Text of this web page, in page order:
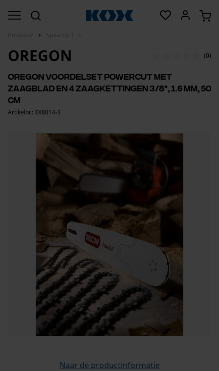
OREGON (0)
Oregon voordelset PowerCut met
zaagblad en 4 zaagkettingen 3/8", 1.6 mm, 50
cm
Artikelnr.: XX8014-3
Naar de productinformatie